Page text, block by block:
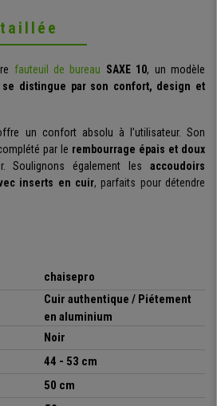
fauteuil de bureau SAXE 10, un modèle
se distingue par son confort, design et
un confort absolu à l’utilisateur. Son
par le rembourrage épais et doux
Soulignons également les accoudoirs
inserts en cuir, parfaits pour détendre
pouvez également régler l’intensité de
professionnelle jusqu’à 8 heures
journées de travail.
sondesign élégant et moderne
chaisepro
Cuir authentique / Piétement
en aluminium
Noir
44 - 53 cm
50 cm